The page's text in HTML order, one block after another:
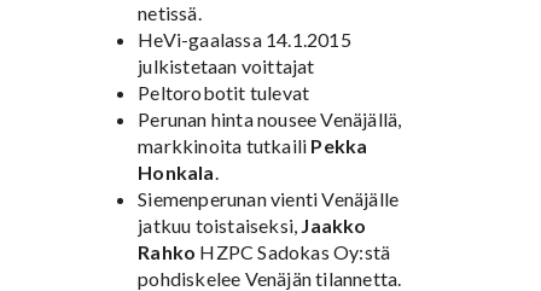
netissä.
HeVi-gaalassa 14.1.2015
julkistetaan voittajat
Peltorobotit tulevat
Perunan hinta nousee Venäjällä,
markkinoita tutkaili Pekka
Honkala.
Siemenperunan vienti Venäjälle
jatkuu toistaiseksi, Jaakko
Rahko HZPC Sadokas Oy:stä
pohdiskelee Venäjän tilannetta.